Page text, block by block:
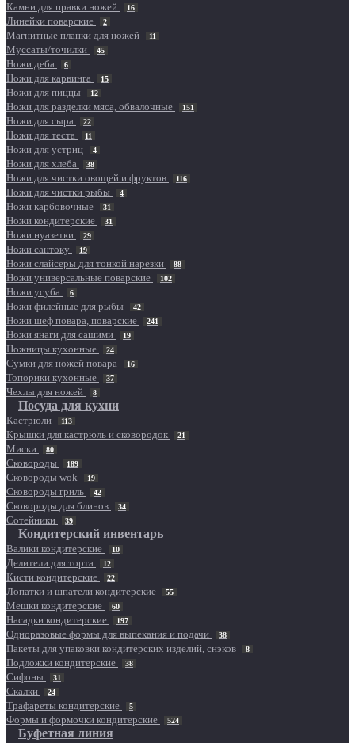
Камни для правки ножей 16
Линейки поварские 2
Магнитные планки для ножей 11
Муссаты/точилки 45
Ножи деба 6
Ножи для карвинга 15
Ножи для пиццы 12
Ножи для разделки мяса, обвалочные 151
Ножи для сыра 22
Ножи для теста 11
Ножи для устриц 4
Ножи для хлеба 38
Ножи для чистки овощей и фруктов 116
Ножи для чистки рыбы 4
Ножи карбовочные 31
Ножи кондитерские 31
Ножи нуазетки 29
Ножи сантоку 19
Ножи слайсеры для тонкой нарезки 88
Ножи универсальные поварские 102
Ножи усуба 6
Ножи филейные для рыбы 42
Ножи шеф повара, поварские 241
Ножи янаги для сашими 19
Ножницы кухонные 24
Сумки для ножей повара 16
Топорики кухонные 37
Чехлы для ножей 8
Посуда для кухни
Кастрюли 113
Крышки для кастрюль и сковородок 21
Миски 80
Сковороды 189
Сковороды wok 19
Сковороды гриль 42
Сковороды для блинов 34
Сотейники 39
Кондитерский инвентарь
Валики кондитерские 10
Делители для торта 12
Кисти кондитерские 22
Лопатки и шпатели кондитерские 55
Мешки кондитерские 60
Насадки кондитерские 197
Одноразовые формы для выпекания и подачи 38
Пакеты для упаковки кондитерских изделий, снэков 8
Подложки кондитерские 38
Сифоны 31
Скалки 24
Трафареты кондитерские 5
Формы и формочки кондитерские 524
Буфетная линия